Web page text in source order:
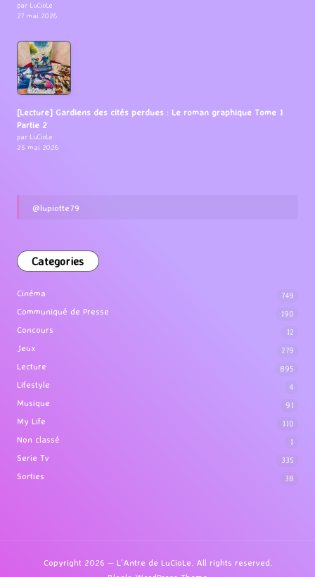
par LuCioLe
27 mai 2026
[Lecture] Gardiens des cités perdues : Le roman graphique Tome 1
Partie 2
par LuCioLe
25 mai 2026
@lupiotte79
Categories
Cinéma 749
Communiqué de Presse 190
Concours 12
Jeux 279
Lecture 895
Lifestyle 4
Musique 91
My Life 110
Non classé 1
Serie Tv 335
Sorties 38
Copyright 2026 — L'Antre de LuCioLe. All rights reserved.